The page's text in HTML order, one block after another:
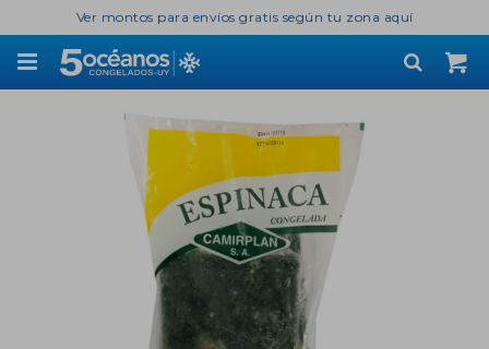
Ver montos para envíos gratis según tu zona aquí
